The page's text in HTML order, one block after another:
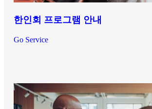
한인회 프로그램 안내
Go Service